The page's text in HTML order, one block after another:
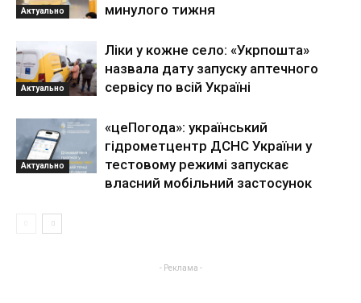
Актуально
минулого тижня
Актуально
Ліки у кожне село: «Укрпошта»
назвала дату запуску аптечного
сервісу по всій Україні
Актуально
«цеПогода»: український
гідрометцентр ДСНС України у
тестовому режимі запускає
власний мобільний застосунок
- Реклама -